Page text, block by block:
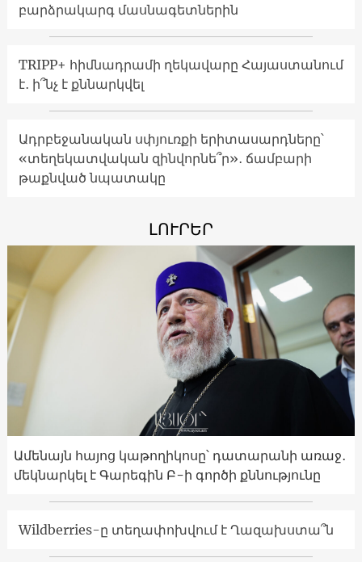
բարձրակարգ մասնագետներին
TRIPP+ հիմնադրամի ղեկավարը Հայաստանում
է․ ի՞նչ է քննարկվել
Ադրբեջանական սփյուռքի երիտասարդները՝
«տեղեկատվական զինվորնե՞ր»․ ճամբարի
թաքնված նպատակը
ԼՈՒՐԵՐ
Ամենայն հայոց կաթողիկոսը՝ դատարանի առաջ․
մեկնարկել է Գարեգին Բ-ի գործի քննությունը
Wildberries-ը տեղափոխվում է Ղազախստա՞ն